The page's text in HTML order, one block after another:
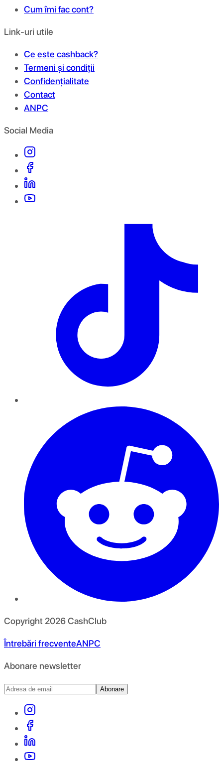
Cum îmi fac cont?
Link-uri utile
Ce este cashback?
Termeni și condiții
Confidențialitate
Contact
ANPC
Social Media
Copyright 2026CashClub
Întrebări frecventeANPC
Abonare newsletter
Abonare